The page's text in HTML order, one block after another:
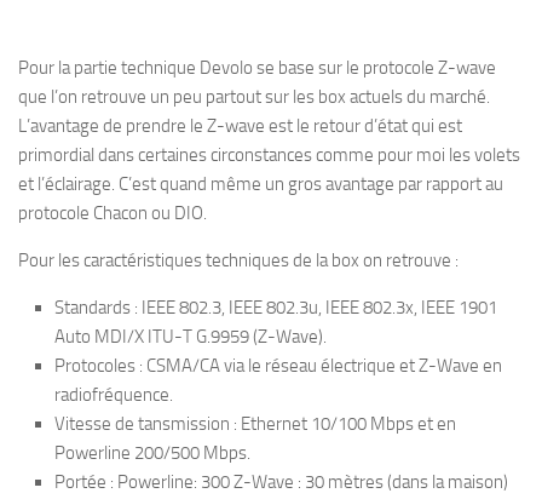
Pour la partie technique Devolo se base sur le protocole Z-wave
que l’on retrouve un peu partout sur les box actuels du marché.
L’avantage de prendre le Z-wave est le retour d’état qui est
primordial dans certaines circonstances comme pour moi les volets
et l’éclairage. C’est quand même un gros avantage par rapport au
protocole Chacon ou DIO.
Pour les caractéristiques techniques de la box on retrouve :
Standards : IEEE 802.3, IEEE 802.3u, IEEE 802.3x, IEEE 1901
Auto MDI/X ITU-T G.9959 (Z-Wave).
Protocoles : CSMA/CA via le réseau électrique et Z-Wave en
radiofréquence.
Vitesse de tansmission : Ethernet 10/100 Mbps et en
Powerline 200/500 Mbps.
Portée : Powerline: 300 Z-Wave : 30 mètres (dans la maison)